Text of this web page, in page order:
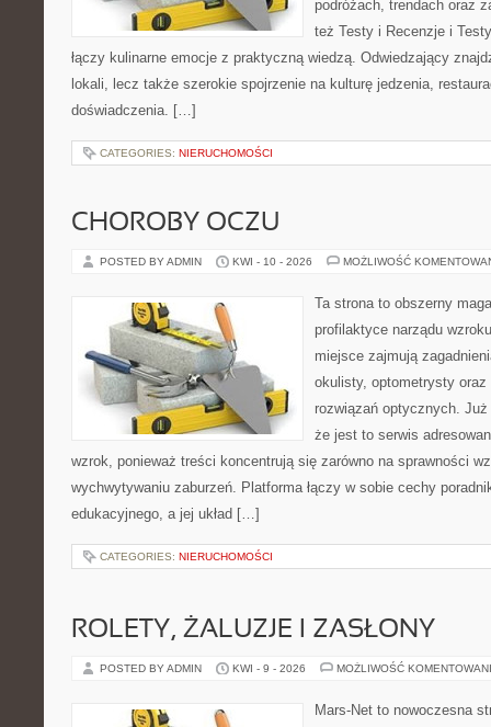
podróżach, trendach oraz
też Testy i Recenzje i
łączy kulinarne emocje z praktyczną wiedzą. Odwiedzający
lokali, lecz także szerokie spojrzenie na kulturę jedzenia,
doświadczenia. […]
CATEGORIES: NIERUCHOMOŚCI
CHOROBY OCZU
POSTED BY ADMIN KWI - 10 - 2026 MOŻLIWOŚĆ
Ta strona to obszerny
profilaktyce narządu
miejsce zajmują
okulisty, optometrysty oraz
rozwiązań optycznych.
że jest to serwis
wzrok, ponieważ treści koncentrują się zarówno na sprawności
wychwytywaniu zaburzeń. Platforma łączy w sobie cechy
edukacyjnego, a jej układ […]
CATEGORIES: NIERUCHOMOŚCI
ROLETY, ŻALUZJE I ZASŁONY
POSTED BY ADMIN KWI - 9 - 2026 MOŻLIWOŚĆ
Mars-Net to nowoczesna